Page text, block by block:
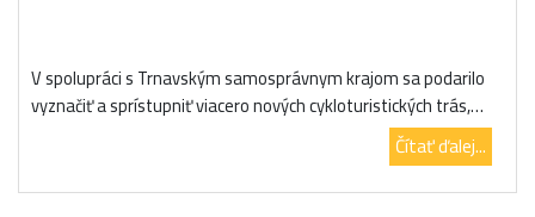
V spolupráci s Trnavským samosprávnym krajom sa podarilo
vyznačiť a sprístupniť viacero nových cykloturistických trás,…
Čítať ďalej...